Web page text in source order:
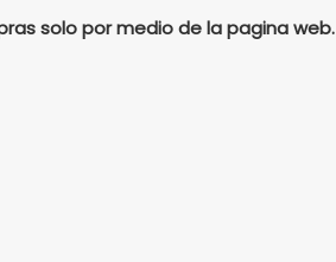
solo por medio de la pagina web.